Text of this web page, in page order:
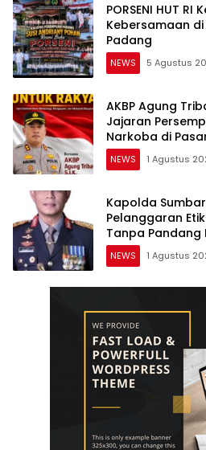
PORSENI HUT
Kebersamaan
Padang
NEWS 5 Agustus
AKBP Agung
Jajaran
Narkoba di
NEWS 1 Agustus
Kapolda
Pelanggaran
Tanpa Pandang
Dipercepat
NEWS 1 Agustus